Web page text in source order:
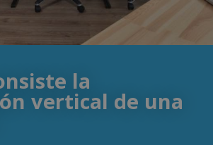
la
vertical de una